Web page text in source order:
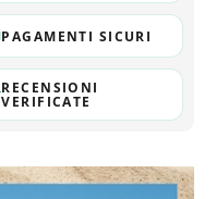
PAGAMENTI SICURI
RECENSIONI
VERIFICATE